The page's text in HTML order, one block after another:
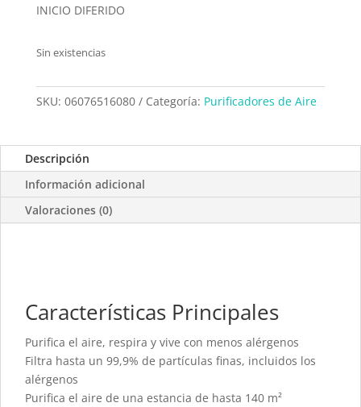
INICIO DIFERIDO
Sin existencias
SKU: 06076516080 Categoría: Purificadores de Aire
Descripción
Información adicional
Valoraciones (0)
Características Principales
Purifica el aire, respira y vive con menos alérgenos
Filtra hasta un 99,9% de partículas finas, incluidos los
alérgenos
Purifica el aire de una estancia de hasta 140 m²